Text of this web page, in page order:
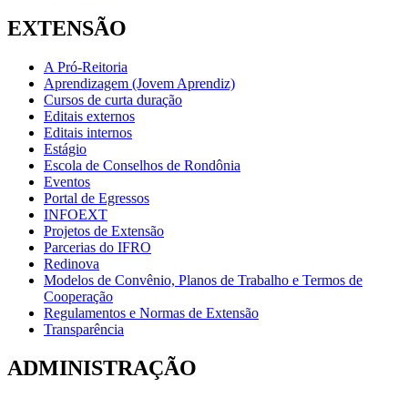
EXTENSÃO
A Pró-Reitoria
Aprendizagem (Jovem Aprendiz)
Cursos de curta duração
Editais externos
Editais internos
Estágio
Escola de Conselhos de Rondônia
Eventos
Portal de Egressos
INFOEXT
Projetos de Extensão
Parcerias do IFRO
Redinova
Modelos de Convênio, Planos de Trabalho e Termos de
Cooperação
Regulamentos e Normas de Extensão
Transparência
ADMINISTRAÇÃO